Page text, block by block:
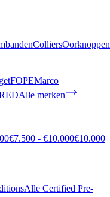
ColliersOorknoppen
FOPEMarco
Alle merken
€7.500 - €10.000€10.000
Alle Certified Pre-